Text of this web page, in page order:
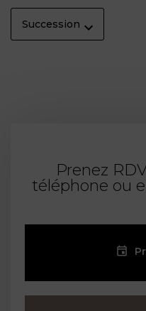
Succession
Prenez
téléphone ou